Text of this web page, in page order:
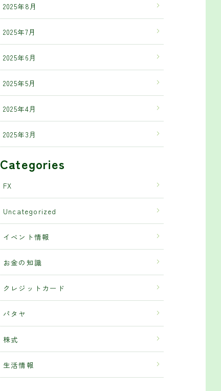
2025年8月
2025年7月
2025年6月
2025年5月
2025年4月
2025年3月
Categories
FX
Uncategorized
イベント情報
お金の知識
クレジットカード
パタヤ
株式
生活情報